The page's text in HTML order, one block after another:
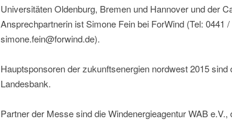
Universitäten Oldenburg, Bremen und Hannover und der
Ansprechpartnerin ist Simone Fein bei ForWind (Tel: 0441
simone.fein@forwind.de).
Hauptsponsoren der zukunftsenergien nordwest 2015
Landesbank.
Partner der Messe sind die Windenergieagentur WAB